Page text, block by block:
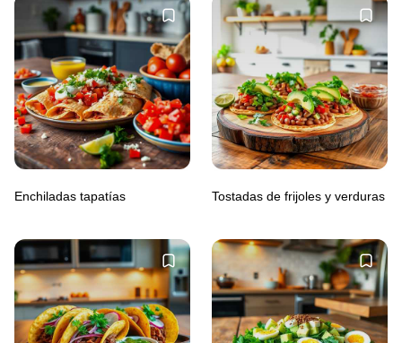
Enchiladas tapatías Tostadas de frijoles y verduras